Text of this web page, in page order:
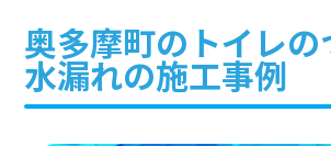
奥多摩町のトイレの
水漏れの施工事例